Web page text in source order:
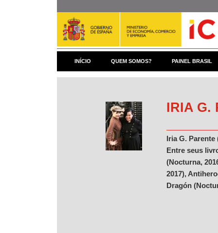
INÍCIO QUEM SOMOS? PAINEL BRASIL
IRIA G.
Iria G. Parente
Entre seus
(Nocturna,
2017),
Dragón